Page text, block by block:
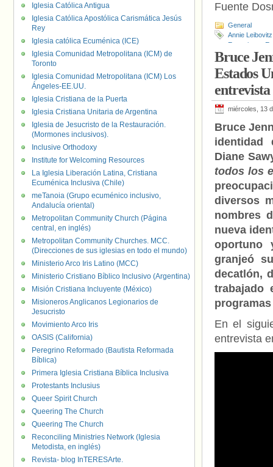
Fuente
General
Annie Leibovitz
Entrevistas
Televisión,
Bruce
Estados
entrevista
miércoles, 13
Bruce
identidad
Diane
todos los
diversos
nombres
nueva
oportuno
granjeó
decatlón,
trabajado
En el
entrevista
Iglesia Católica Antigua
Iglesia Católica Apostólica Carismática Jesús
Rey
Iglesia católica Ecuménica (ICE)
Iglesia Comunidad Metropolitana (ICM) de
Toronto
Iglesia Comunidad Metropolitana (ICM) Los
Ángeles-EE.UU.
Iglesia Cristiana de la Puerta
Iglesia Cristiana Unitaria de Argentina
Iglesia de Jesucristo de la Restauración.
(Mormones inclusivos).
Inclusive Orthodoxy
Institute for Welcoming Resources
La Iglesia Liberación Latina, Cristiana
Ecuménica Inclusiva (Chile)
meTanoia (Grupo ecuménico inclusivo,
Andalucía oriental)
Metropolitan Community Church (Página
central, en inglés)
Metropolitan Community Churches. MCC.
(Direcciones de sus iglesias en todo el mundo)
Ministerio Arco Iris Latino (MCC)
Ministerio Cristiano Bíblico Inclusivo (Argentina)
Misión Cristiana Incluyente (México)
Misioneros Anglicanos Legionarios de
Jesucristo
Movimiento Arco Iris
OASIS (California)
Peregrino Reformado (Bautista Reformada
Bíblica)
Primera Iglesia Cristiana Bíblica Inclusiva
Protestants Inclusius
Queer Spirit Church
Queering The Church
Queering The Church
Reconciling Ministries Network (Iglesia
Metodista, en inglés)
Revista- blog InTERESArte.